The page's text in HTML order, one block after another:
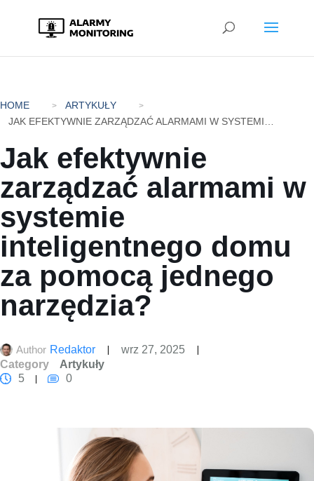
HOME
ARTYKUŁY
Jak efektywnie
zarządzać alarmami w
systemie
inteligentnego domu
za pomocą jednego
narzędzia?
Author Redaktor
wrz 27, 2025
Category
Artykuły
5
0